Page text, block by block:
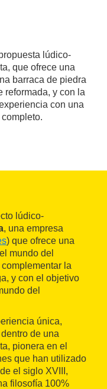
lúdico-
que ofrece una
barraca de piedra
reformada, y con la
con una
lúdico-
, una empresa
) que ofrece una
mundo del
la
y con el objetivo
del
única,
de una
pionera en el
que han utilizado
el siglo XVIII,
filosofía 100%